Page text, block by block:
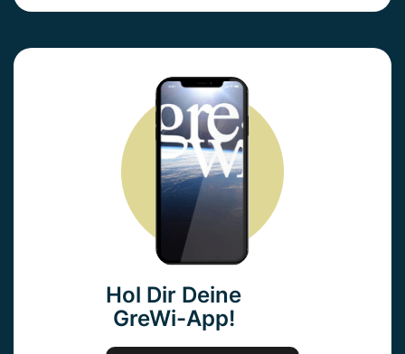
Hol Dir Deine
GreWi-App!